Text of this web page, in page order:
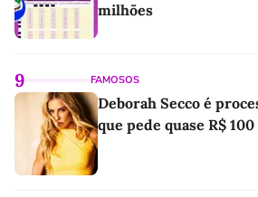
milhões
9 FAMOSOS
Deborah Secco é
que pede quase R$